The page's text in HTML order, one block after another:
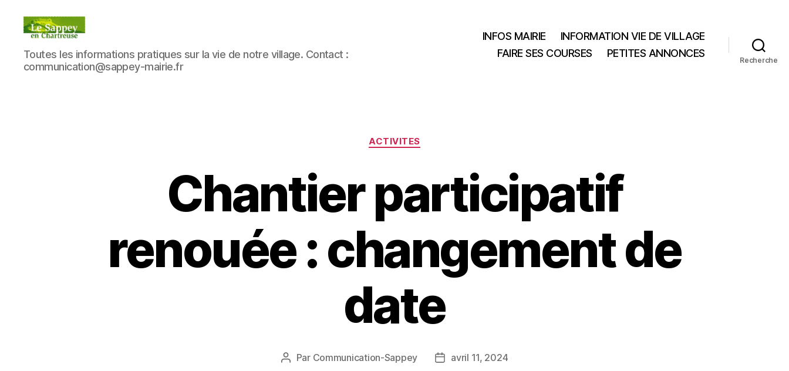
Blog
du
sappey
Toutes les informations pratiques sur la vie de notre village. Contact :
communication@sappey-mairie.fr
INFOS MAIRIE
INFORMATION VIE DE VILLAGE
FAIRE SES COURSES
PETITES ANNONCES
Recherche
Catégories
ACTIVITES
Chantier participatif
renouée : changement de
date
Auteur
Par Communication-Sappey
Dateavril 11, 2024